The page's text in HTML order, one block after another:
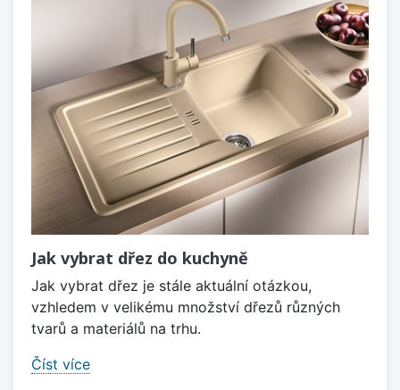
Jak vybrat dřez do kuchyně
Jak vybrat dřez je stále aktuální otázkou,
vzhledem v velikému množství dřezů různých
tvarů a materiálů na trhu.
Číst více